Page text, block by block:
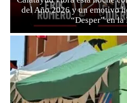
del Año 2026 y un emotivo
“Desper” en la